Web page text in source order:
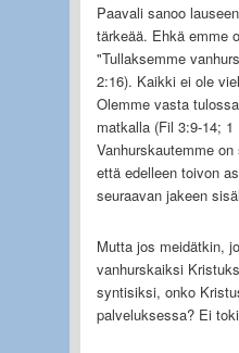
Paavali sanoo
tärkeää. Ehkä emme
"Tullaksemme
2:16). Kaikki ei ole
Olemme vasta
matkalla (Fil 3:9-14; 1
Vanhurskautemme
että edelleen toivon
seuraavan jakeen
Mutta jos meidätkin,
vanhurskaiksi
syntisiksi, onko
palveluksessa? Ei